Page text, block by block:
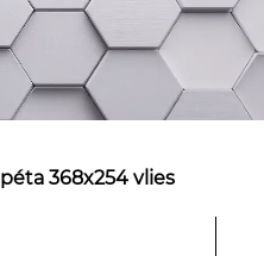
368x254 vlies